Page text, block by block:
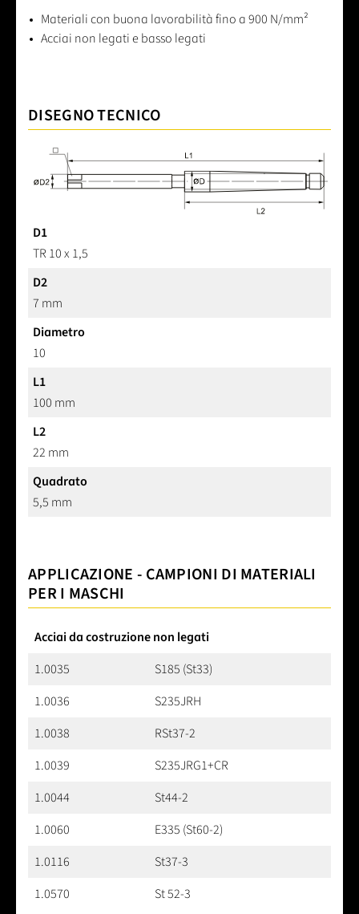
Materiali con buona lavorabilità fino a 900 N/mm²
Acciai non legati e basso legati
DISEGNO TECNICO
D1
TR 10 x 1,5
D2
7 mm
Diametro
10
L1
100 mm
L2
22 mm
Quadrato
5,5 mm
APPLICAZIONE - CAMPIONI DI MATERIALI
PER I MASCHI
Acciai da costruzione non legati
1.0035
S185 (St33)
1.0036
S235JRH
1.0038
RSt37-2
1.0039
S235JRG1+CR
1.0044
St44-2
1.0060
E335 (St60-2)
1.0116
St37-3
1.0570
St 52-3